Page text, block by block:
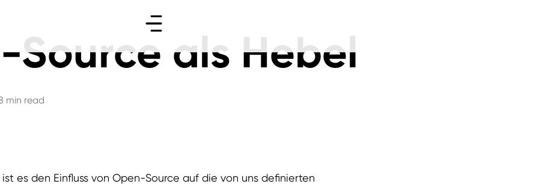
Source als Hebel
min read
es den Einfluss von Open-Source auf die von uns definierten